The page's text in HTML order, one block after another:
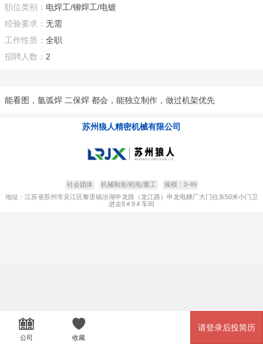
职位类别： 电焊工/铆焊工/电镀
经验要求： 无需
工作性质： 全职
招聘人数： 2
能看图，氩弧焊 二保焊 都会，能独立制作，做过机架优先
苏州狼人精密机械有限公司
社会团体 机械制造/机电/重工
规模：0-49
地址：江苏省苏州市吴江区黎里镇汾湖申龙路（龙江路）申龙电梯厂大门往东50米小门卫
进去8＃9＃车间
公司 收藏
请登录后投简历